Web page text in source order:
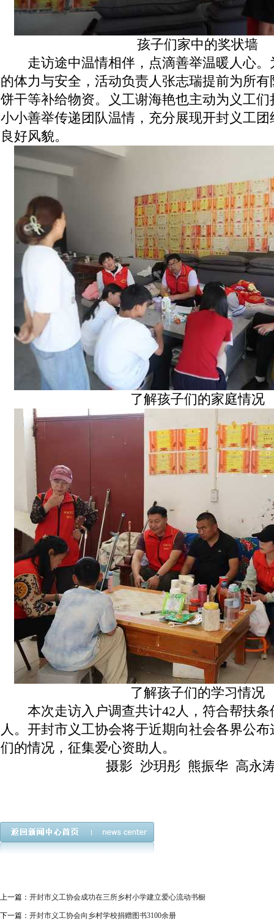
孩子们家中的奖状墙
走访途中温情相伴，点滴善举温暖人心。
的体力与安全，活动负责人张志瑞提前为所
饼干等补给物资。义工谢海艳也主动为义工
小小善举传递团队温情，充分展现开封义工
良好风貌。
了解孩子们的家庭情况
了解孩子们的学习情况
本次走访入户调查共计42人，符合帮扶条
人。开封市义工协会将于近期向社会各界公
们的情况，征集爱心资助人。
摄影 沙玥彤 熊振华
上一篇： 开封市义工协会成功在三所乡村小学建立爱心流动书橱
下一篇： 开封市义工协会向乡村学校捐赠图书3100余册